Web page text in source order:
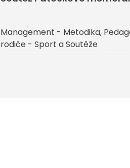
Management - Metodika
rodiče - Sport a Soutěže